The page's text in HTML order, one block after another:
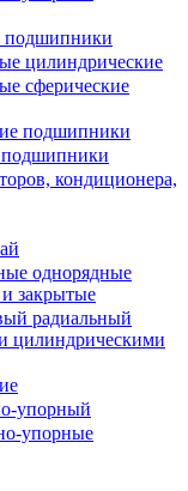
подшипники
цилиндрические
сферические
подшипники
кондиционера,
однорядные
закрытые
радиальный
цилиндрическими
упорный
упорные